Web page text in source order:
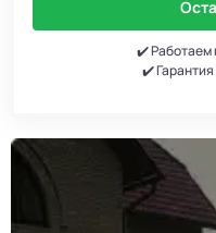
✔️ Работаем
✔️ Гарантия